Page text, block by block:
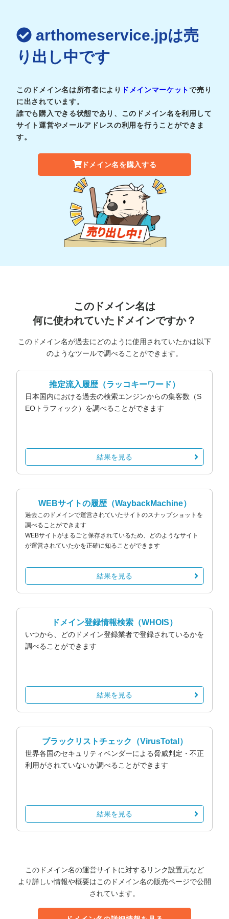
arthomeservice.jpは売
り出し中です
このドメイン名は所有者により ドメインマーケットで売り
に出されています。
誰でも購入できる状態であり、このドメイン名を利用して
サイト運営やメールアドレスの利用を行うことができま
す。
ドメイン名を購入する
このドメイン名は
何に使われていたドメインですか？
このドメイン名が過去にどのように使用されていたかは以下
のようなツールで調べることができます。
推定流入履歴（ラッコキーワード）
日本国内における過去の検索エンジンからの集客数（S
EOトラフィック）を調べることができます
結果を見る
WEBサイトの履歴（WaybackMachine）
過去このドメインで運営されていたサイトのスナップショットを
調べることができます
WEBサイトがまるごと保存されているため、どのようなサイト
が運営されていたかを正確に知ることができます
結果を見る
ドメイン登録情報検索 （WHOIS）
いつから、どのドメイン登録業者で登録されているかを
調べることができます
結果を見る
ブラックリストチェック （VirusTotal）
世界各国のセキュリティベンダーによる脅威判定・不正
利用がされていないか調べることができます
結果を見る
このドメイン名の運営サイトに対するリンク設置元など
より詳しい情報や概要はこのドメイン名の販売ページで公開
されています。